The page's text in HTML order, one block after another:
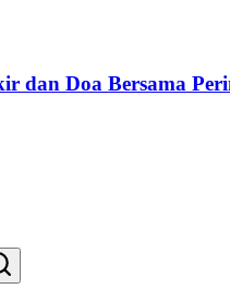
dan Doa Bersama